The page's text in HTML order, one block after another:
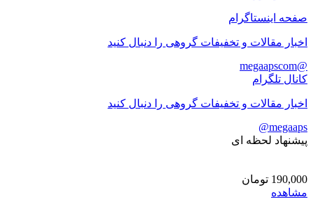
صفحه اینستاگرام
اخبار مقالات و تخفیفات گروهی را دنبال کنید
@megaapscom
کانال تلگرام
اخبار مقالات و تخفیفات گروهی را دنبال کنید
megaaps@
پیشنهاد لحظه ای
190,000 تومان
مشاهده